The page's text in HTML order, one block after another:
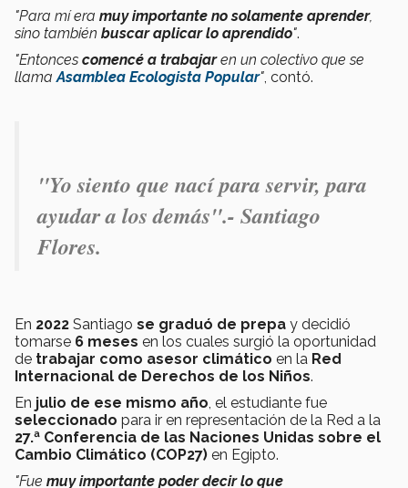
"Para mí era muy importante no solamente aprender,
sino también buscar aplicar lo aprendido".
"Entonces comencé a trabajaren un colectivo que se
llama Asamblea Ecologista Popular", contó.
"Yo siento que nací para servir, para
ayudar a los demás".- Santiago
Flores.
En 2022 Santiago se graduó de prepa y decidió
tomarse 6 meses en los cuales surgió la oportunidad
de trabajar como asesor climático en la Red
Internacional de Derechos de los Niños.
En julio de ese mismo año, el estudiante fue
seleccionado para ir en representación de la Red a la
27.ª Conferencia de las Naciones Unidas sobre el
Cambio Climático (COP27) en Egipto.
"Fue muy importante poder decir lo que